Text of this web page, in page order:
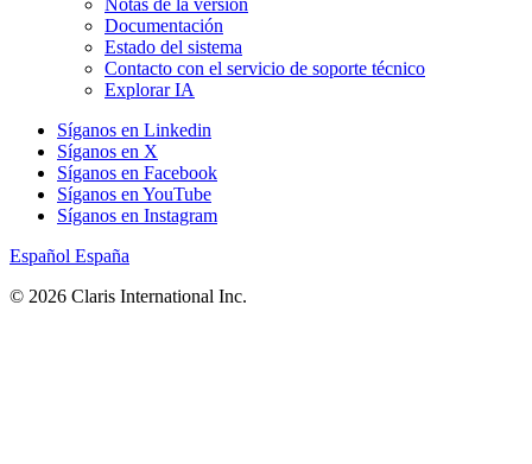
Documentación
Estado del sistema
Contacto con el servicio de soporte técnico
Explorar IA
Síganos en Linkedin
Síganos en X
Síganos en Facebook
Síganos en YouTube
Síganos en Instagram
Español España
© 2026 Claris International Inc.